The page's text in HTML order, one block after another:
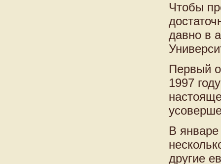
Чтобы
давно в
Первый
1997
В
другие